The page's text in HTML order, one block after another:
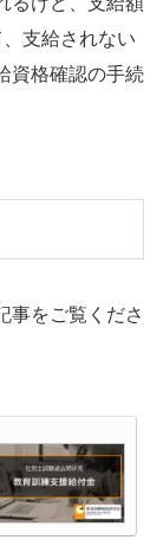
支給されない
資格確認の手続
事をご覧くださ